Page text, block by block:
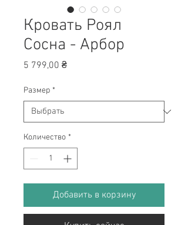
Кровать Роял
Сосна - Арбор
5 799,00 ₴Цена
Размер *
Количество *
Добавить в корзину